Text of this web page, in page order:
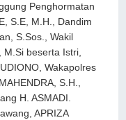
Penghormatan
S.E, M.H., Dandim
S.Sos., Wakil
M.Si beserta Istri,
Wakapolres
S.H.,
H. ASMADI.
APRIZA